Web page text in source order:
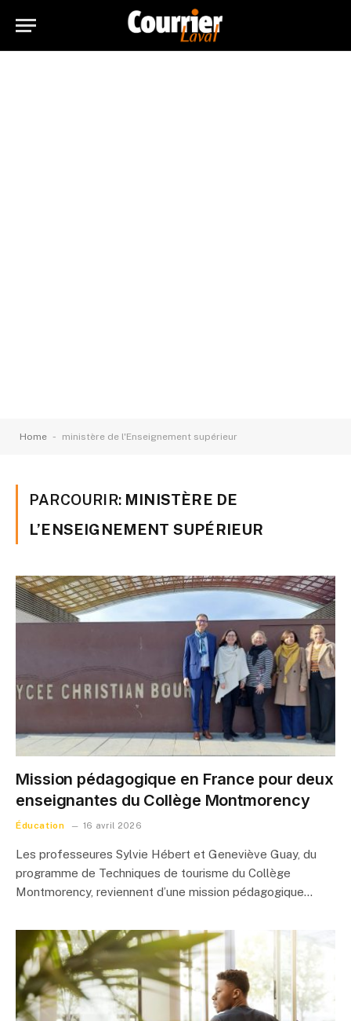
Home - ministère de l'Enseignement supérieur
PARCOURIR: MINISTÈRE DE
L’ENSEIGNEMENT SUPÉRIEUR
Mission pédagogique en France pour deux
enseignantes du Collège Montmorency
Éducation 16 avril 2026
Les professeures Sylvie Hébert et Geneviève Guay, du
programme de Techniques de tourisme du Collège
Montmorency, reviennent d’une mission pédagogique…